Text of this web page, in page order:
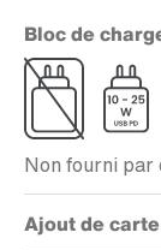
Bloc de
Non fourni par
Ajout de